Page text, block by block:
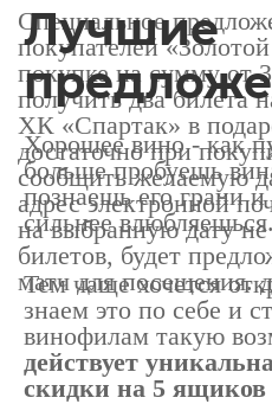
Специальное
покупателей
покупке на сумму от
получить два билета
ХК «Спартак» в
достаточно при
сообщить желаемую
адрес электронной
на выбранную дату
билетов, будет
матч для посещения.
Лучшие
Хорошее вино - как
больше пробуешь
познаешь его грани
сильнее
Тем чаще хочется
знаем это по себе и
винофилам такую
действует
скидки на 5 ящиков